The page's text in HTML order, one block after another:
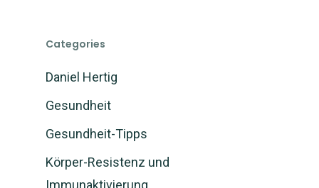
Categories
Daniel Hertig
Gesundheit
Gesundheit-Tipps
Körper-Resistenz und
Immunaktivierung